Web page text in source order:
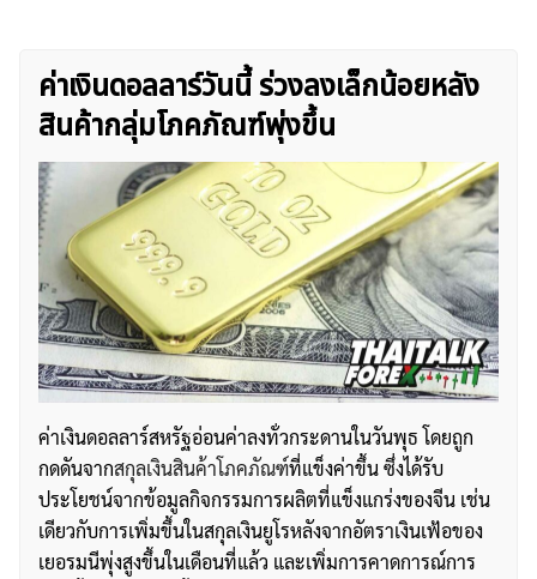
ค่าเงินดอลลาร์วันนี้ ร่วงลงเล็กน้อยหลัง
สินค้ากลุ่มโภคภัณฑ์พุ่งขึ้น
ค่าเงินดอลลาร์สหรัฐอ่อนค่าลงทั่วกระดานในวันพุธ โดยถูก
กดดันจากสกุลเงินสินค้าโภคภัณฑ์ที่แข็งค่าขึ้น ซึ่งได้รับ
ประโยชน์จากข้อมูลกิจกรรมการผลิตที่แข็งแกร่งของจีน เช่น
เดียวกับการเพิ่มขึ้นในสกุลเงินยูโรหลังจากอัตราเงินเฟ้อของ
เยอรมนีพุ่งสูงขึ้นในเดือนที่แล้ว และเพิ่มการคาดการณ์การ